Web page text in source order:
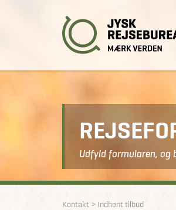
Udfyld formularen, og
Kontakt Indhent tilbud